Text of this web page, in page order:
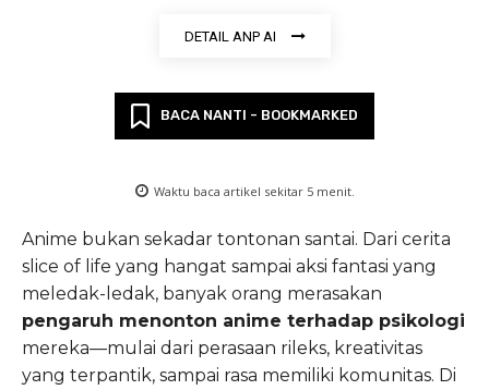
DETAIL ANP AI
BACA NANTI - BOOKMARKED
Waktu baca artikel sekitar 5menit.
Anime bukan sekadar tontonan santai. Dari cerita
slice of life yang hangat sampai aksi fantasi yang
meledak-ledak, banyak orang merasakan
pengaruh menonton anime terhadap psikologi
mereka—mulai dari perasaan rileks, kreativitas
yang terpantik, sampai rasa memiliki komunitas. Di